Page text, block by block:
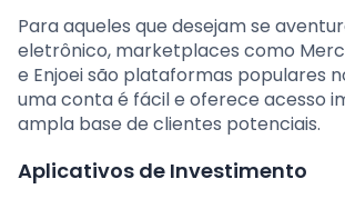
Para aqueles que desejam se
eletrônico, marketplaces como
e Enjoei são plataformas populares
uma conta é fácil e oferece acesso
ampla base de clientes potenciais.
Aplicativos de Investimento